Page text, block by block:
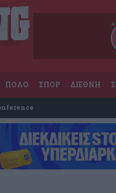
ΠΟΛΟ ΣΠΟΡ ΔΙΕΘΝΗ